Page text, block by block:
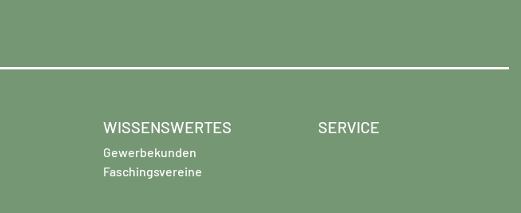
WISSENSWERTES
Gewerbekunden
Faschingsvereine
SERVICE